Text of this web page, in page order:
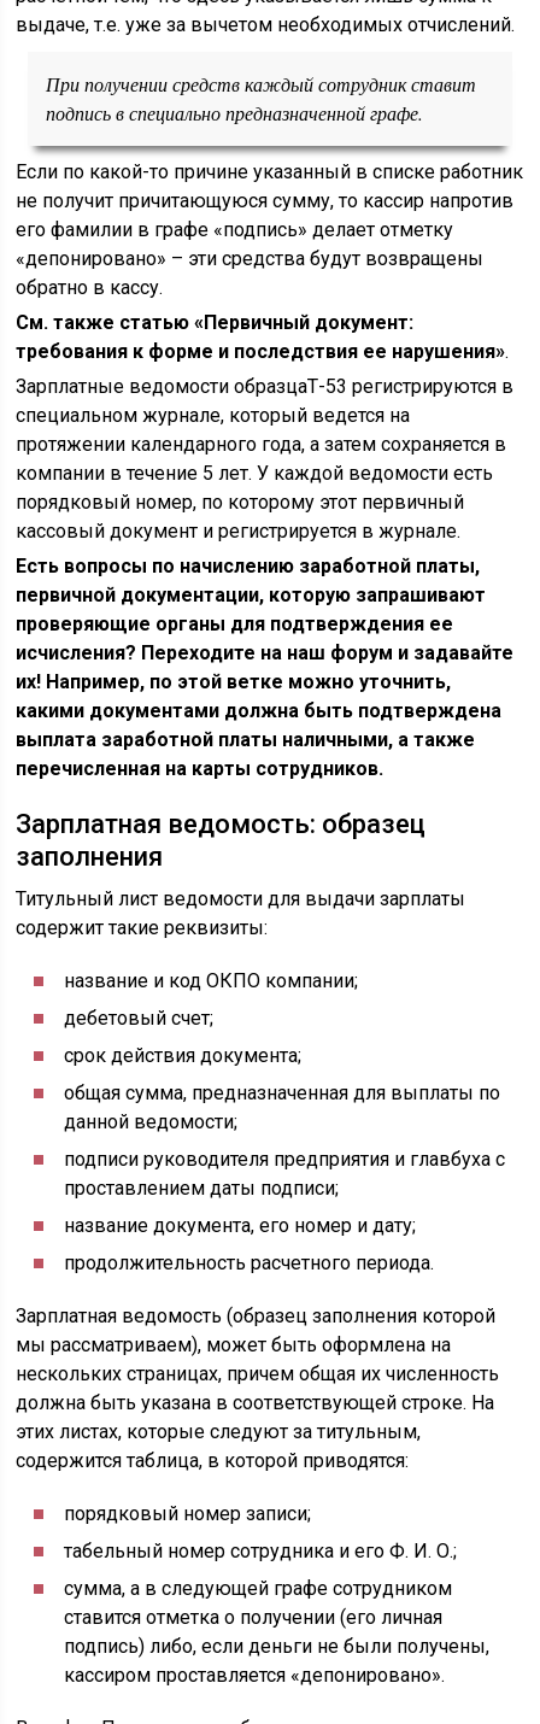
выдаче, т.е. уже за вычетом необходимых отчислений.
При получении средств каждый сотрудник ставит
подпись в специально предназначенной графе.
Если по какой-то причине указанный в списке работник
не получит причитающуюся сумму, то кассир напротив
его фамилии в графе «подпись» делает отметку
«депонировано» – эти средства будут возвращены
обратно в кассу.
См. также статью«Первичный документ:
требования к форме и последствия ее нарушения».
Зарплатные ведомости образцаТ-53 регистрируются в
специальном журнале, который ведется на
протяжении календарного года, а затем сохраняется в
компании в течение 5 лет. У каждой ведомости есть
порядковый номер, по которому этот первичный
кассовый документ и регистрируется в журнале.
Есть вопросы по начислению заработной платы,
первичной документации, которую запрашивают
проверяющие органы для подтверждения ее
исчисления? Переходите на наш форум и задавайте
их! Например, по этой ветке можно уточнить,
какими документами должна быть подтверждена
выплата заработной платы наличными, а также
перечисленная на карты сотрудников.
Зарплатная ведомость: образец
заполнения
Титульный лист ведомости для выдачи зарплаты
содержит такие реквизиты:
название и код ОКПО компании;
дебетовый счет;
срок действия документа;
общая сумма, предназначенная для выплаты по
данной ведомости;
подписи руководителя предприятия и главбуха с
проставлением даты подписи;
название документа, его номер и дату;
продолжительность расчетного периода.
Зарплатная ведомость (образец заполнения которой
мы рассматриваем), может быть оформлена на
нескольких страницах, причем общая их численность
должна быть указана в соответствующей строке. На
этих листах, которые следуют за титульным,
содержится таблица, в которой приводятся:
порядковый номер записи;
табельный номер сотрудника и его Ф. И. О.;
сумма, а в следующей графе сотрудником
ставится отметка о получении (его личная
подпись) либо, если деньги не были получены,
кассиром проставляется «депонировано».